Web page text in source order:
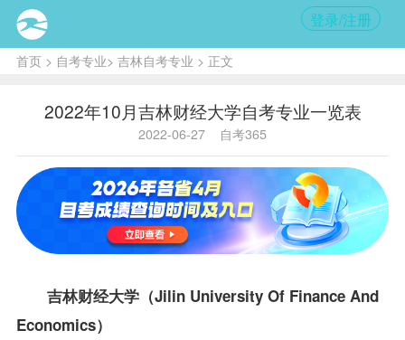
登录/注册
首页> 自考专业> 吉林自考专业 > 正文
2022年10月吉林财经大学自考专业一览表
2022-06-27 自考365
吉林财经大学（Jilin University Of Finance And
Economics）